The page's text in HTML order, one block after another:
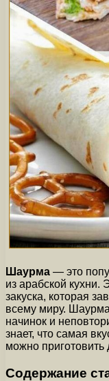
Шаурма — это
из арабской кухни.
закуска, которая
всему миру.
начинок и
знает, что самая
можно приготовить
Содержание